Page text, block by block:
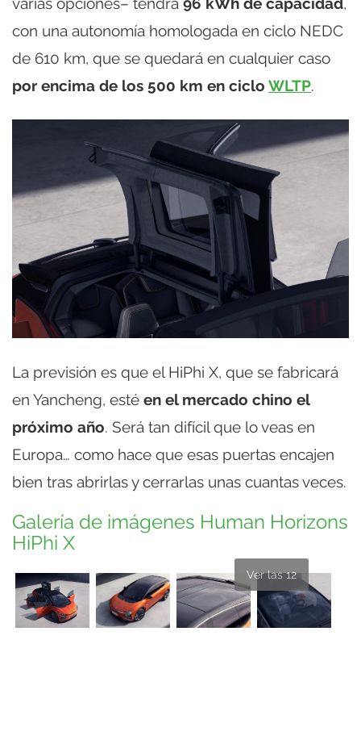
con una autonomía homologada en ciclo NEDC
de 610 km, que se quedará en cualquier caso
por encima de los 500 km en ciclo WLTP.
La previsión es que el HiPhi X, que se fabricará
en Yancheng, esté en el mercado chino el
próximo año. Será tan difícil que lo veas en
Europa… como hace que esas puertas encajen
bien tras abrirlas y cerrarlas unas cuantas veces.
Galería de imágenes Human Horizons
HiPhi X
Ver las 12